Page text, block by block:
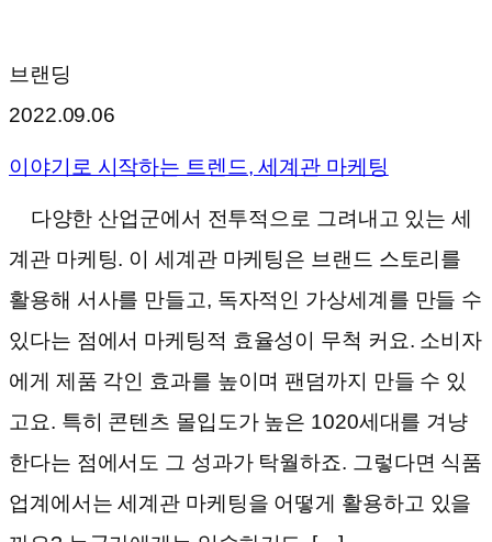
브랜딩
2022.09.06
이야기로 시작하는 트렌드, 세계관 마케팅
다양한 산업군에서 전투적으로 그려내고 있는 세
계관 마케팅. 이 세계관 마케팅은 브랜드 스토리를
활용해 서사를 만들고, 독자적인 가상세계를 만들 수
있다는 점에서 마케팅적 효율성이 무척 커요. 소비자
에게 제품 각인 효과를 높이며 팬덤까지 만들 수 있
고요. 특히 콘텐츠 몰입도가 높은 1020세대를 겨냥
한다는 점에서도 그 성과가 탁월하죠. 그렇다면 식품
업계에서는 세계관 마케팅을 어떻게 활용하고 있을